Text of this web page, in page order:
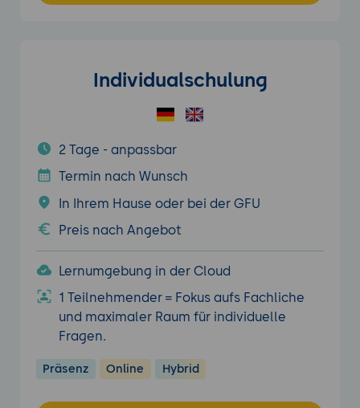
Individualschulung
2 Tage - anpassbar
Termin nach Wunsch
In Ihrem Hause oder bei der GFU
Preis nach Angebot
Lernumgebung in der Cloud
1 Teilnehmender = Fokus aufs Fachliche
und maximaler Raum für individuelle
Fragen.
Präsenz Online Hybrid